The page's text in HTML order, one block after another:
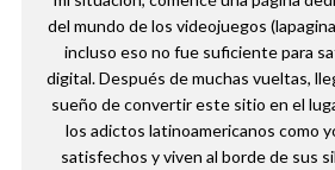
del mundo de los videojuegos
incluso eso no fue suficiente para
digital. Después de muchas vueltas,
sueño de convertir este sitio en el
los adictos latinoamericanos como
satisfechos y viven al borde de sus